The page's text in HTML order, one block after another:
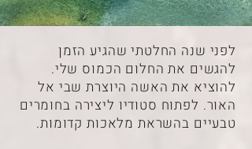
לפני שנה החלטתי שהגיע הזמן
להגשים את החלום הכמוס שלי.
להוציא את האשה היוצרת שבי אל
האור. לפתוח סטודיו ליצירה בחומרים
טבעיים בהשראת מלאכות קדומות.